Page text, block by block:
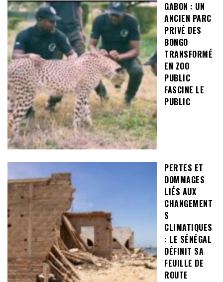
GABON : UN
ANCIEN PARC
PRIVÉ DES
BONGO
TRANSFORMÉ
EN ZOO
PUBLIC
FASCINE LE
PUBLIC
PERTES ET
DOMMAGES
LIÉS AUX
CHANGEMENT
S
CLIMATIQUES
: LE SÉNÉGAL
DÉFINIT SA
FEUILLE DE
ROUTE